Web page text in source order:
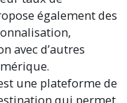
également des
avec d’autres
une plateforme de